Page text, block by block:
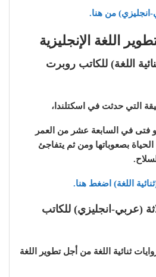
انجليزي) من هنا.
اللغة الإنجليزية
اللغة) للكاتب روبرت
التي حدثت في اسكتلندا،
فتى في السابعة عشر من العمر
بصعوباتها ومن ثم يتفاجئ
اللغة) اضغط هنا.
(عربي-انجليزي) للكاتب
ثنائية اللغة من أجل تطوير اللغة